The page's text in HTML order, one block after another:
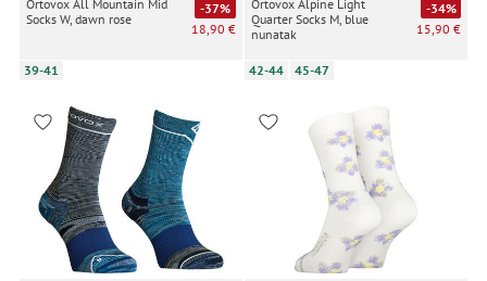
Ortovox All Mountain Mid
Socks W, dawn rose
-37%
18,90 €
39-41
Ortovox Alpine Light
Quarter Socks M, blue
nunatak
-34%
15,90 €
42-44 45-47